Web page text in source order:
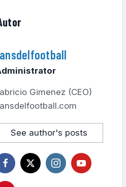
Gimenez (CEO)
See author's posts